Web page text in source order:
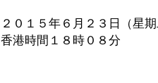
２０１５年６月２３日（星
香港時間１８時０８分